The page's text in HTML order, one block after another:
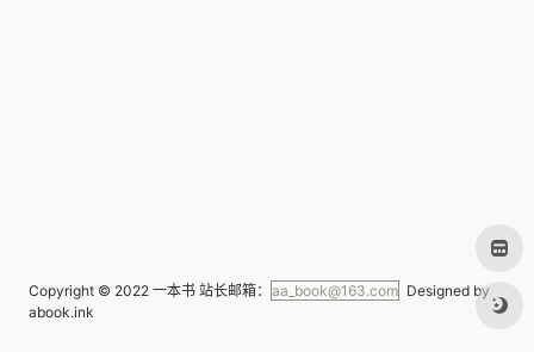
Copyright © 2022 一本书 站长邮箱： aa_book@163.com Designed by
abook.ink